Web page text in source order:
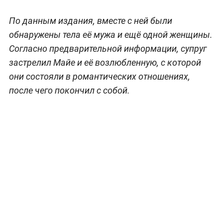
По данным издания, вместе с ней были
обнаружены тела её мужа и ещё одной женщины.
Согласно предварительной информации, супруг
застрелил Майе и её возлюбленную, с которой
они состояли в романтических отношениях,
после чего покончил с собой.